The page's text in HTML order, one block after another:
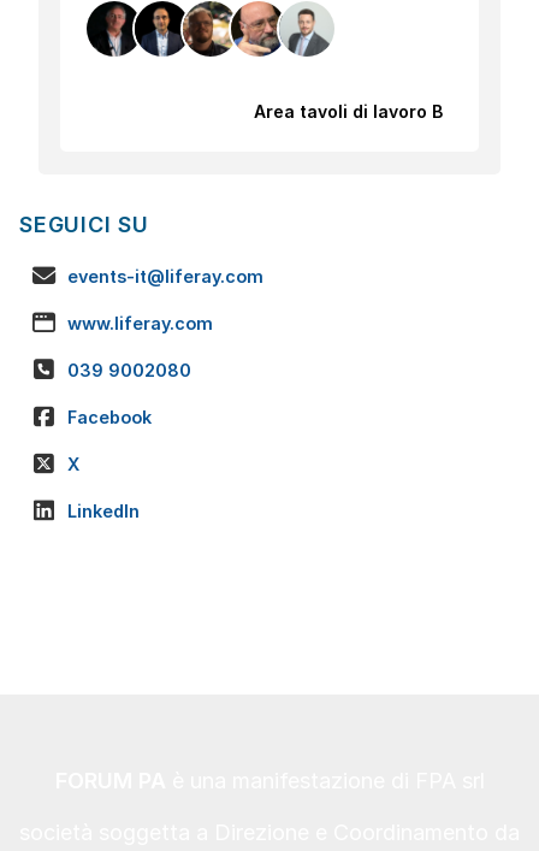
Area tavoli di lavoro B
SEGUICI SU
events-it@liferay.com
www.liferay.com
039 9002080
Facebook
X
LinkedIn